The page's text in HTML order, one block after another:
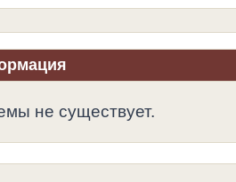
не существует.